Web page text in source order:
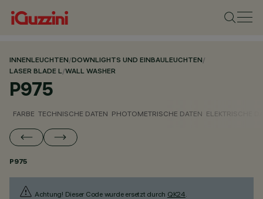
INNENLEUCHTEN/DOWNLIGHTS UND EINBAULEUCHTEN/
LASER BLADE L/WALL WASHER
P975
FARBE TECHNISCHE DATEN PHOTOMETRISCHE DATEN ELEKTRISCHE
P975
Achtung! Dieser Code wurde ersetzt durch QK24.